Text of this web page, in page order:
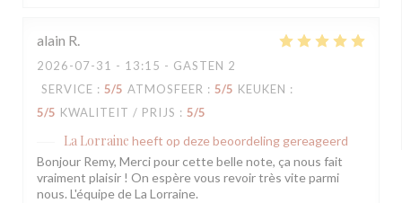
alain R
2026-07-31 - 13:15 - GASTEN 2
SERVICE : 5/5 ATMOSFEER : 5/5 KEUKEN :
5/5 KWALITEIT / PRIJS : 5/5
La Lorraine heeft op deze beoordeling gereageerd
Bonjour Remy, Merci pour cette belle note, ça nous fait
vraiment plaisir ! On espère vous revoir très vite parmi
nous. L'équipe de La Lorraine.